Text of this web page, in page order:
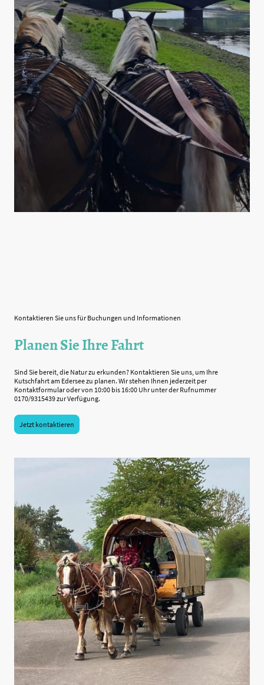
Kontaktieren Sie uns für Buchungen und Informationen
Planen Sie Ihre Fahrt
Sind Sie bereit, die Natur zu erkunden? Kontaktieren Sie uns, um Ihre
Kutschfahrt am Edersee zu planen. Wir stehen Ihnen jederzeit per
Kontaktformular oder von 10:00 bis 16:00 Uhr unter der Rufnummer
0170/9315439 zur Verfügung.
Jetzt kontaktieren